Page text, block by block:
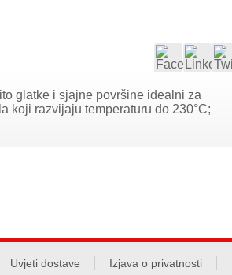
glatke i sjajne površine idealni za
koji razvijaju temperaturu do 230°C;
Uvjeti dostave Izjava o privatnosti